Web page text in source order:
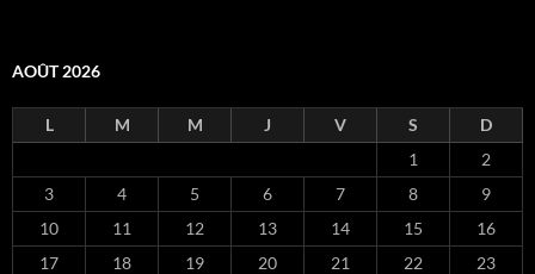
AOÛT 2026
L M M J V S
D
1
2
3
4 5 6 7 8
9
10
11 12 13 14 15
16
17
18 19 20 21 22
23